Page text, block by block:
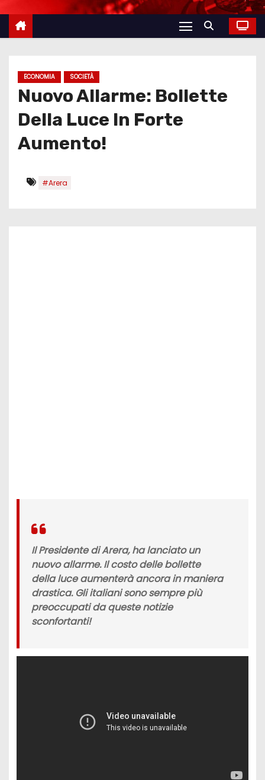
ECONOMIA SOCIETÀ
Nuovo Allarme: Bollette
Della Luce In Forte
Aumento!
#Arera
Il Presidente di Arera, ha lanciato un
nuovo allarme. Il costo delle bollette
della luce aumenterà ancora in maniera
drastica. Gli italiani sono sempre più
preoccupati da queste notizie
sconfortanti!